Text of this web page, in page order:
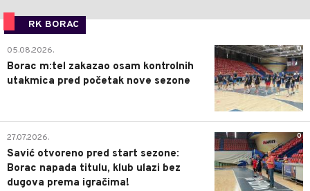
RK BORAC
0
05.08.2026.
Borac m:tel zakazao osam kontrolnih
utakmica pred početak nove sezone
0
27.07.2026.
Savić otvoreno pred start sezone:
Borac napada titulu, klub ulazi bez
dugova prema igračima!